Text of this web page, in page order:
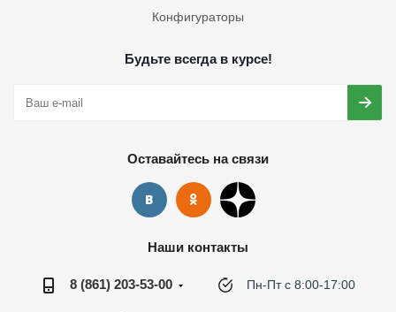
Конфигураторы
Будьте всегда в курсе!
Оставайтесь на связи
Наши контакты
8 (861) 203-53-00 Пн-Пт с 8:00-17:00